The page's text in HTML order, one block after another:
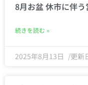
8月お盆 休市に伴
続きを読む »
2025年8月13日